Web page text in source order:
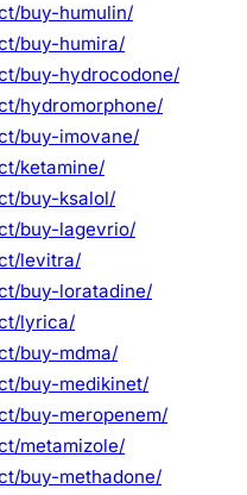
buy-humulin/
buy-humira/
buy-hydrocodone/
hydromorphone/
buy-imovane/
ketamine/
buy-ksalol/
buy-lagevrio/
levitra/
buy-loratadine/
lyrica/
buy-mdma/
buy-medikinet/
buy-meropenem/
metamizole/
buy-methadone/